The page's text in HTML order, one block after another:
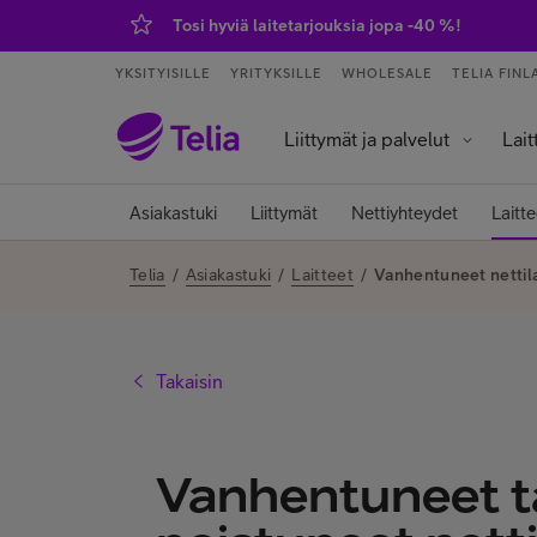
Tosi hyviä laitetarjouksia jopa -40 %!
YKSITYISILLE YRITYKSILLE WHOLESALE TELIA
Liittymät ja palvelut
Asiakastuki Liittymät Nettiyhteydet
Telia / Asiakastuki / Laitteet / Vanhentuneet
Takaisin
Vanhentuneet